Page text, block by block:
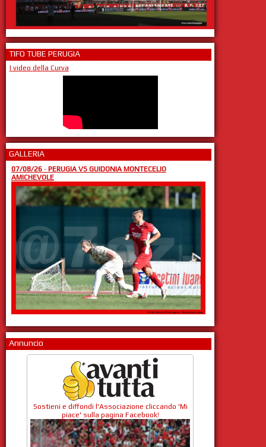
TIFO TUBE PERUGIA
I video della Curva
GALLERIA
07/08/26- PERUGIA VS GUIDONIA MONTECELIO
AMICHEVOLE
Annuncio
Sostieni e diffondi l'Associazione cliccando 'Mi
piace' sulla pagina Facebook!